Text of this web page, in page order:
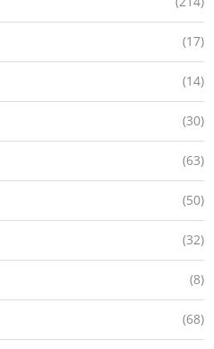
(17)
(14)
(30)
(63)
(50)
(32)
(8)
(68)